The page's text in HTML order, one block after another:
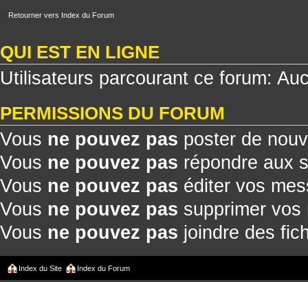
Retourner vers Index du Forum
QUI EST EN LIGNE
Utilisateurs parcourant ce forum:
PERMISSIONS DU FORUM
Vous ne pouvez pas poster de
Vous ne pouvez pas répondre aux
Vous ne pouvez pas éditer vos
Vous ne pouvez pas supprimer vos
Vous ne pouvez pas joindre des
Index du Site Index du Forum